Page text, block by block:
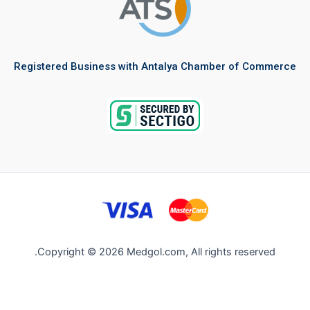
Registered Business with Antalya Chamber of Commerce
Copyright © 2026 Medgol.com, All rights reserved.